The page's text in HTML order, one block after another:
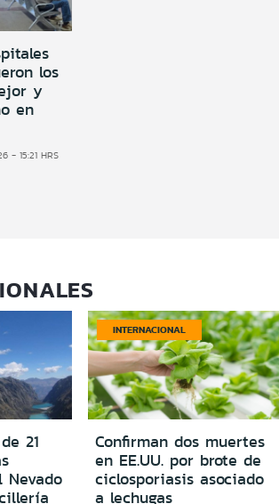
los
y
en
- 15:21 HRS
21
INTERNACIONAL
Confirman dos muertes
en EE.UU. por brote de
ciclosporiasis asociado
a lechugas